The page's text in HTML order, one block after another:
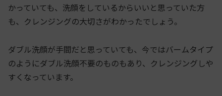
かっていても、洗顔をしているからいいと思っていた方
も、クレンジングの大切さがわかったでしょう。
ダブル洗顔が手間だと思っていても、今ではバームタイプ
のようにダブル洗顔不要のものもあり、クレンジングしや
すくなっています。